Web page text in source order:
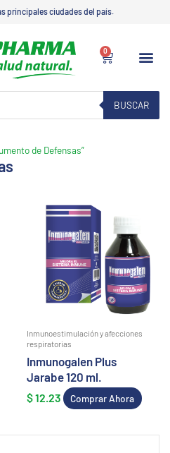
principales ciudades del país.
0
Carrito
BUSCAR
de Defensas”
Inmunoestimulación y afecciones
respiratorias
Inmunogalen Plus
Jarabe 120 ml.
$12.23 Comprar Ahora